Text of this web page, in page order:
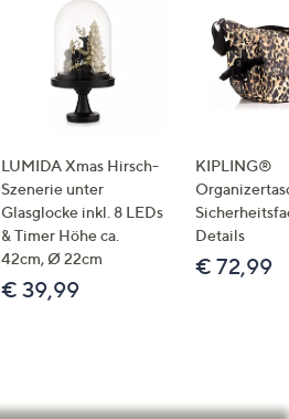
LUMIDA Xmas Hirsch-
Szenerie unter
Glasglocke inkl. 8 LEDs
& Timer Höhe ca.
42cm, Ø 22cm
€ 39,99
KIPLING®
Details
€ 72,99